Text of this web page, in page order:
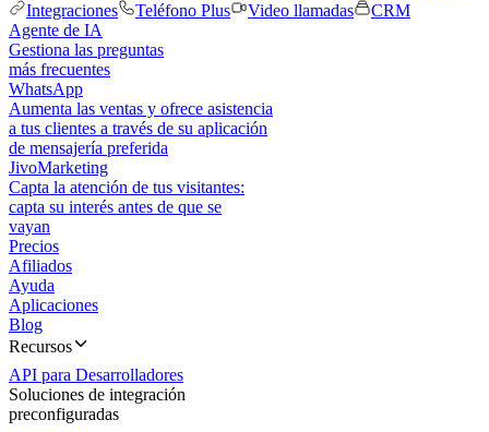
Integraciones
Teléfono Plus Video llamadas
CRM
Agente de IA
Gestiona las preguntas
más frecuentes
WhatsApp
Aumenta las ventas y ofrece asistencia
a tus clientes a través de su aplicación
de mensajería preferida
JivoMarketing
Capta la atención de tus visitantes:
capta su interés antes de que se
vayan
Precios
Afiliados
Ayuda
Aplicaciones
Blog
Recursos
API para Desarrolladores
Soluciones de integración
preconfiguradas